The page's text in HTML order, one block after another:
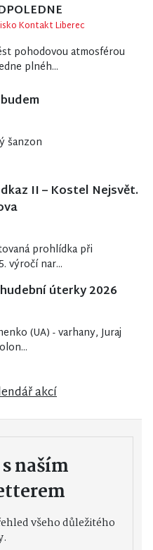
Kontakt Liberec
pohodovou atmosférou
plnéh...
šanzon
II – Kostel Nejsvět.
prohlídka při
výročí nar...
úterky 2026
(UA) - varhany, Juraj
akcí
naším
všeho důležitého